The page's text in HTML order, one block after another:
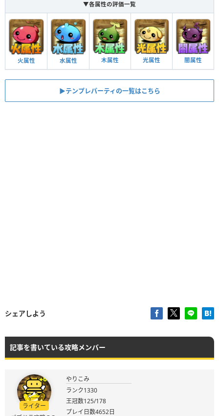
▼各属性の評価一覧
火属性 水属性 木属性 光属性 闇属性
▶︎テンプレパーティの一覧はこちら
シェアしよう
記事を書いている攻略メンバー
ライター
やりこみ
ランク1330
王冠数125/178
プレイ日数4652日